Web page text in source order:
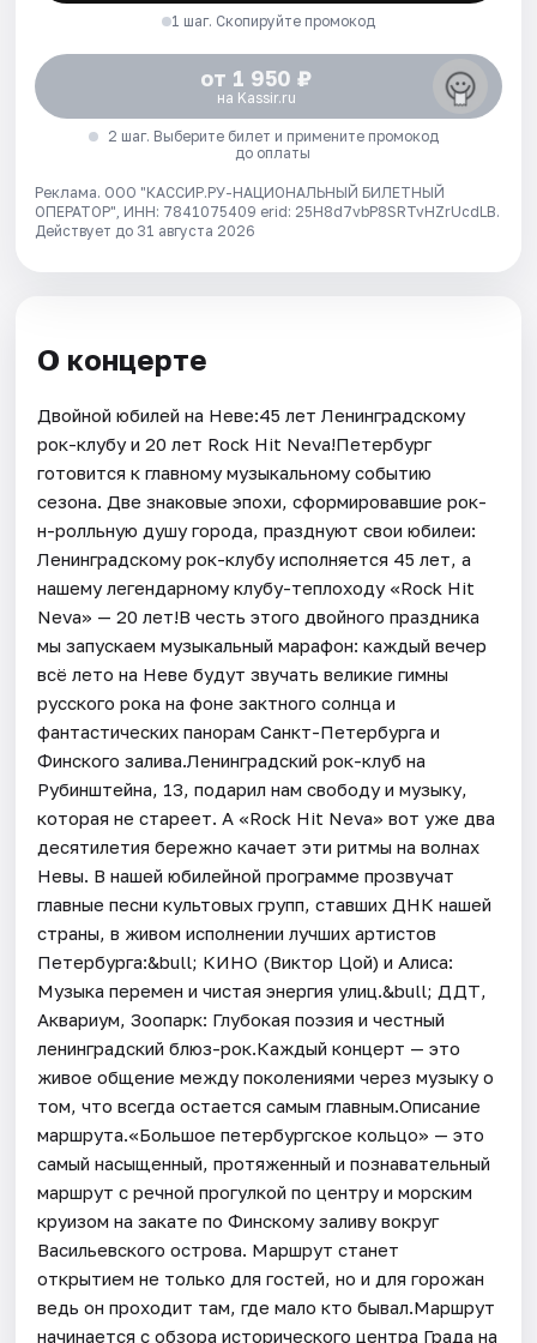
1 шаг. Скопируйте промокод
от 1 950 ₽
на Kassir.ru
2 шаг. Выберите билет и примените промокод
до оплаты
Реклама. ООО "КАССИР.РУ-НАЦИОНАЛЬНЫЙ БИЛЕТНЫЙ
ОПЕРАТОР", ИНН: 7841075409 erid: 25H8d7vbP8SRTvHZrUcdLB.
Действует до 31 августа 2026
О концерте
Двойной юбилей на Неве:45 лет Ленинградскому
рок-клубу и 20 лет Rock Hit Neva!Петербург
готовится к главному музыкальному событию
сезона. Две знаковые эпохи, сформировавшие рок-
н-ролльную душу города, празднуют свои юбилеи:
Ленинградскому рок-клубу исполняется 45 лет, а
нашему легендарному клубу-теплоходу «Rock Hit
Neva» — 20 лет!В честь этого двойного праздника
мы запускаем музыкальный марафон: каждый вечер
всё лето на Неве будут звучать великие гимны
русского рока на фоне зактного солнца и
фантастических панорам Санкт-Петербурга и
Финского залива.Ленинградский рок-клуб на
Рубинштейна, 13, подарил нам свободу и музыку,
которая не стареет. А «Rock Hit Neva» вот уже два
десятилетия бережно качает эти ритмы на волнах
Невы. В нашей юбилейной программе прозвучат
главные песни культовых групп, ставших ДНК нашей
страны, в живом исполнении лучших артистов
Петербурга:&bull; КИНО (Виктор Цой) и Алиса:
Музыка перемен и чистая энергия улиц.&bull; ДДТ,
Аквариум, Зоопарк: Глубокая поэзия и честный
ленинградский блюз-рок.Каждый концерт — это
живое общение между поколениями через музыку о
том, что всегда остается самым главным.Описание
маршрута.«Большое петербургское кольцо» — это
самый насыщенный, протяженный и познавательный
маршрут с речной прогулкой по центру и морским
круизом на закате по Финскому заливу вокруг
Васильевского острова. Маршрут станет
открытием не только для гостей, но и для горожан
ведь он проходит там, где мало кто бывал.Маршрут
начинается с обзора исторического центра Града на